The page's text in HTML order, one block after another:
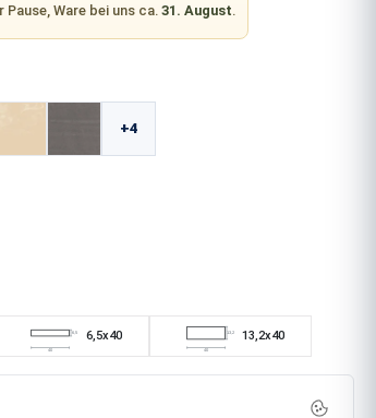
Pause, Ware bei uns ca.31. August.
+4
40
6,5 6,5x40
40
13,2 13,2x40